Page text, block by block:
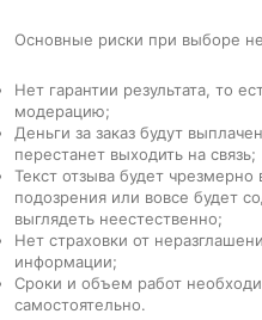
Основные риски при выборе
Нет гарантии результата, то
модерацию;
Деньги за заказ будут
перестанет выходить на связь;
Текст отзыва будет
подозрения или вовсе будет
выглядеть неестественно;
Нет страховки от
информации;
Сроки и объем работ
самостоятельно.